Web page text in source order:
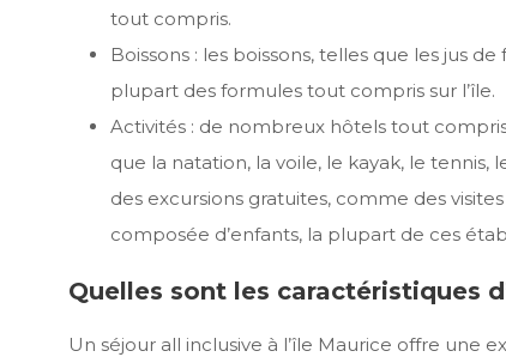
tout compris.
Boissons : les boissons, telles que les jus
plupart des formules tout compris sur l’île.
Activités : de nombreux hôtels tout
que la natation, la voile, le kayak, le
des excursions gratuites, comme des
composée d’enfants, la plupart de ces
Quelles sont les caractéristiques
Un séjour all inclusive à l’île Maurice offre une